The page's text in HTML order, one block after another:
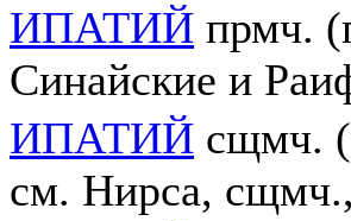
ИПАТИЙ прмч.
Синайские и
ИПАТИЙ сщмч.
см. Нирса,